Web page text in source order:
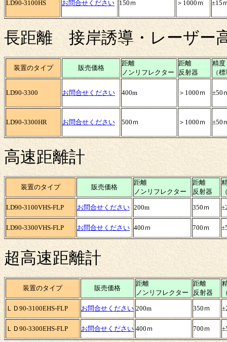
LD90-3100HS お問合せください 150ｍ ＞1000ｍ ±15
長距離 接岸誘導・レーザー
装置のタイプ 販売価格
距離
ノンリフレクター
距離
反射器
精度
（
LD90-3300 お問合せください 400m ＞1000ｍ ±50
LD90-3300HR お問合せください 500ｍ ＞1000ｍ ±50
高速距離計
装置のタイプ 販売価格
距離
ノンリフレクター
距離
反射器
LD90-3100VHS-FLP お問合せください 200m 350ｍ
LD90-3300VHS-FLP お問合せください 400ｍ 700ｍ
超高速距離計
装置のタイプ 販売価格
距離
ノンリフレクター
距離
反射器
ＬＤ90-3100EHS-FLP お問合せください 200m 350ｍ
ＬＤ90-3300EHS-FLP お問合せください 400ｍ 700ｍ